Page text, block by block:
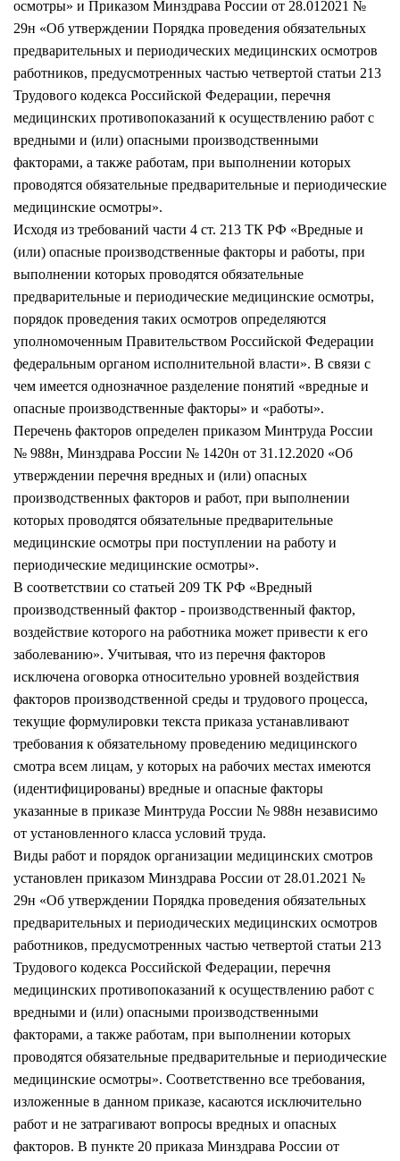
осмотры» и Приказом Минздрава России от 28.012021 №
29н «Об утверждении Порядка проведения обязательных
предварительных и периодических медицинских осмотров
работников, предусмотренных частью четвертой статьи 213
Трудового кодекса Российской Федерации, перечня
медицинских противопоказаний к осуществлению работ с
вредными и (или) опасными производственными
факторами, а также работам, при выполнении которых
проводятся обязательные предварительные и периодические
медицинские осмотры».
Исходя из требований части 4 ст. 213 ТК РФ «Вредные и
(или) опасные производственные факторы и работы, при
выполнении которых проводятся обязательные
предварительные и периодические медицинские осмотры,
порядок проведения таких осмотров определяются
уполномоченным Правительством Российской Федерации
федеральным органом исполнительной власти». В связи с
чем имеется однозначное разделение понятий «вредные и
опасные производственные факторы» и «работы».
Перечень факторов определен приказом Минтруда России
№ 988н, Минздрава России № 1420н от 31.12.2020 «Об
утверждении перечня вредных и (или) опасных
производственных факторов и работ, при выполнении
которых проводятся обязательные предварительные
медицинские осмотры при поступлении на работу и
периодические медицинские осмотры».
В соответствии со статьей 209 ТК РФ «Вредный
производственный фактор - производственный фактор,
воздействие которого на работника может привести к его
заболеванию». Учитывая, что из перечня факторов
исключена оговорка относительно уровней воздействия
факторов производственной среды и трудового процесса,
текущие формулировки текста приказа устанавливают
требования к обязательному проведению медицинского
смотра всем лицам, у которых на рабочих местах имеются
(идентифицированы) вредные и опасные факторы
указанные в приказе Минтруда России № 988н независимо
от установленного класса условий труда.
Виды работ и порядок организации медицинских смотров
установлен приказом Минздрава России от 28.01.2021 №
29н «Об утверждении Порядка проведения обязательных
предварительных и периодических медицинских осмотров
работников, предусмотренных частью четвертой статьи 213
Трудового кодекса Российской Федерации, перечня
медицинских противопоказаний к осуществлению работ с
вредными и (или) опасными производственными
факторами, а также работам, при выполнении которых
проводятся обязательные предварительные и периодические
медицинские осмотры». Соответственно все требования,
изложенные в данном приказе, касаются исключительно
работ и не затрагивают вопросы вредных и опасных
факторов. В пункте 20 приказа Минздрава России от